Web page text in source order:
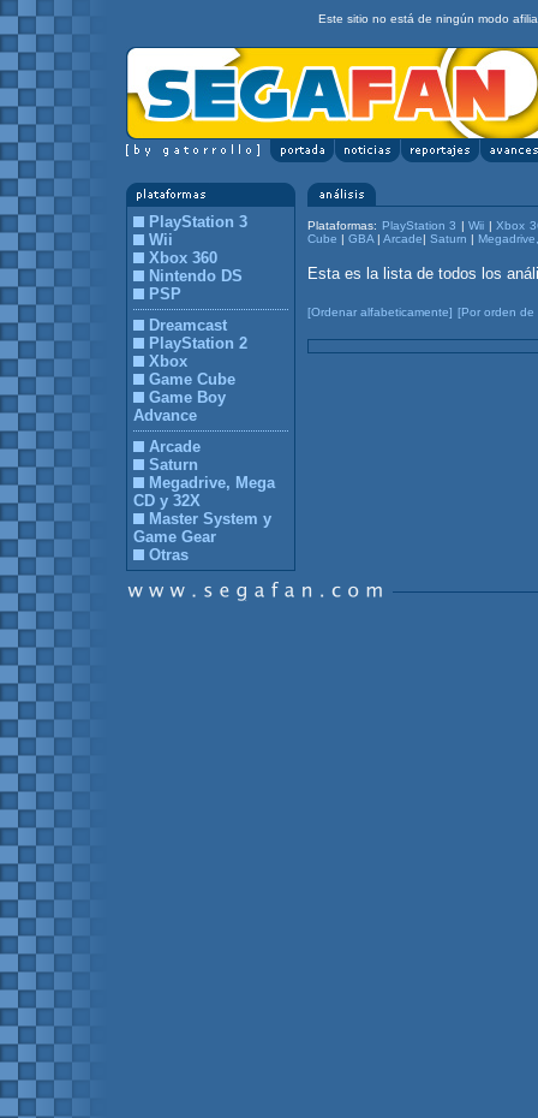
Este sitio no está de ningún modo
PlayStation 3
Wii
Xbox 360
Nintendo DS
PSP
Dreamcast
PlayStation 2
Xbox
Game Cube
Game Boy
Advance
Arcade
Saturn
Megadrive, Mega
CD y 32X
Master System y
Game Gear
Otras
Plataformas: PlayStation 3 | Wii | Xbox
Cube | GBA | Arcade| Saturn |
Esta es la lista de todos los
[Ordenar alfabeticamente] [Por orden de